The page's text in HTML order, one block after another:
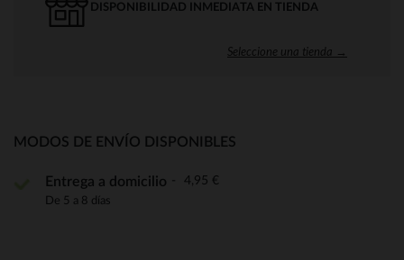
DISPONIBILIDAD INMEDIATA EN TIENDA
Seleccione una tienda →
MODOS DE ENVÍO DISPONIBLES
Entrega a domicilio 4,95 €
De 5 a 8 días